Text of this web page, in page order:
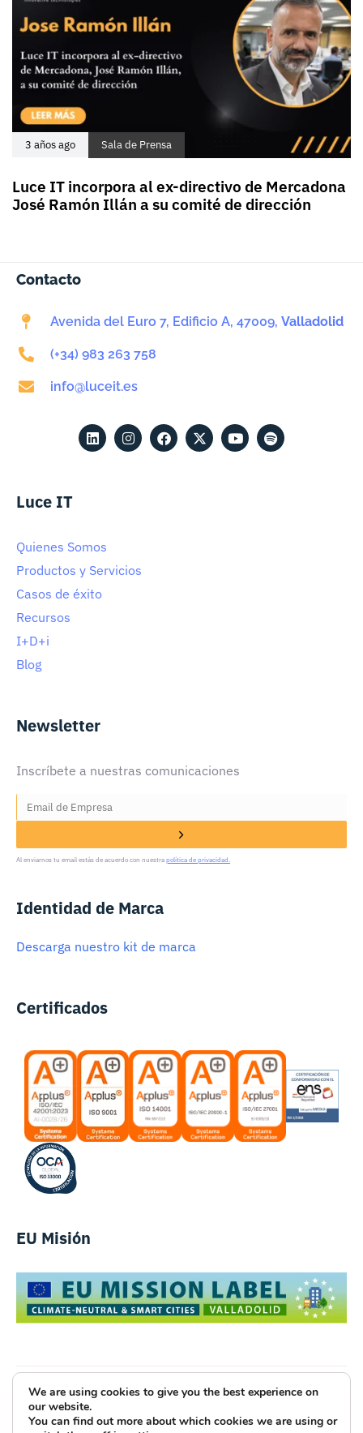
3 años ago Sala de Prensa
Luce IT incorpora al ex-directivo de Mercadona
José Ramón Illán a su comité de dirección
Contacto
Avenida del Euro 7, Edificio A, 47009, Valladolid
(+34) 983 263 758
info@luceit.es
Luce IT
Quienes Somos
Productos y Servicios
Casos de éxito
Recursos
I+D+i
Blog
Newsletter
Inscríbete a nuestras comunicaciones
Al enviarnos tu email estás de acuerdo con nuestra política de privacidad.
Identidad de Marca
Descarga nuestro kit de marca
Certificados
EU Misión
Luce Innovative Technologies
We are using cookies to give you the best experience on
our website.
You can find out more about which cookies we are using or